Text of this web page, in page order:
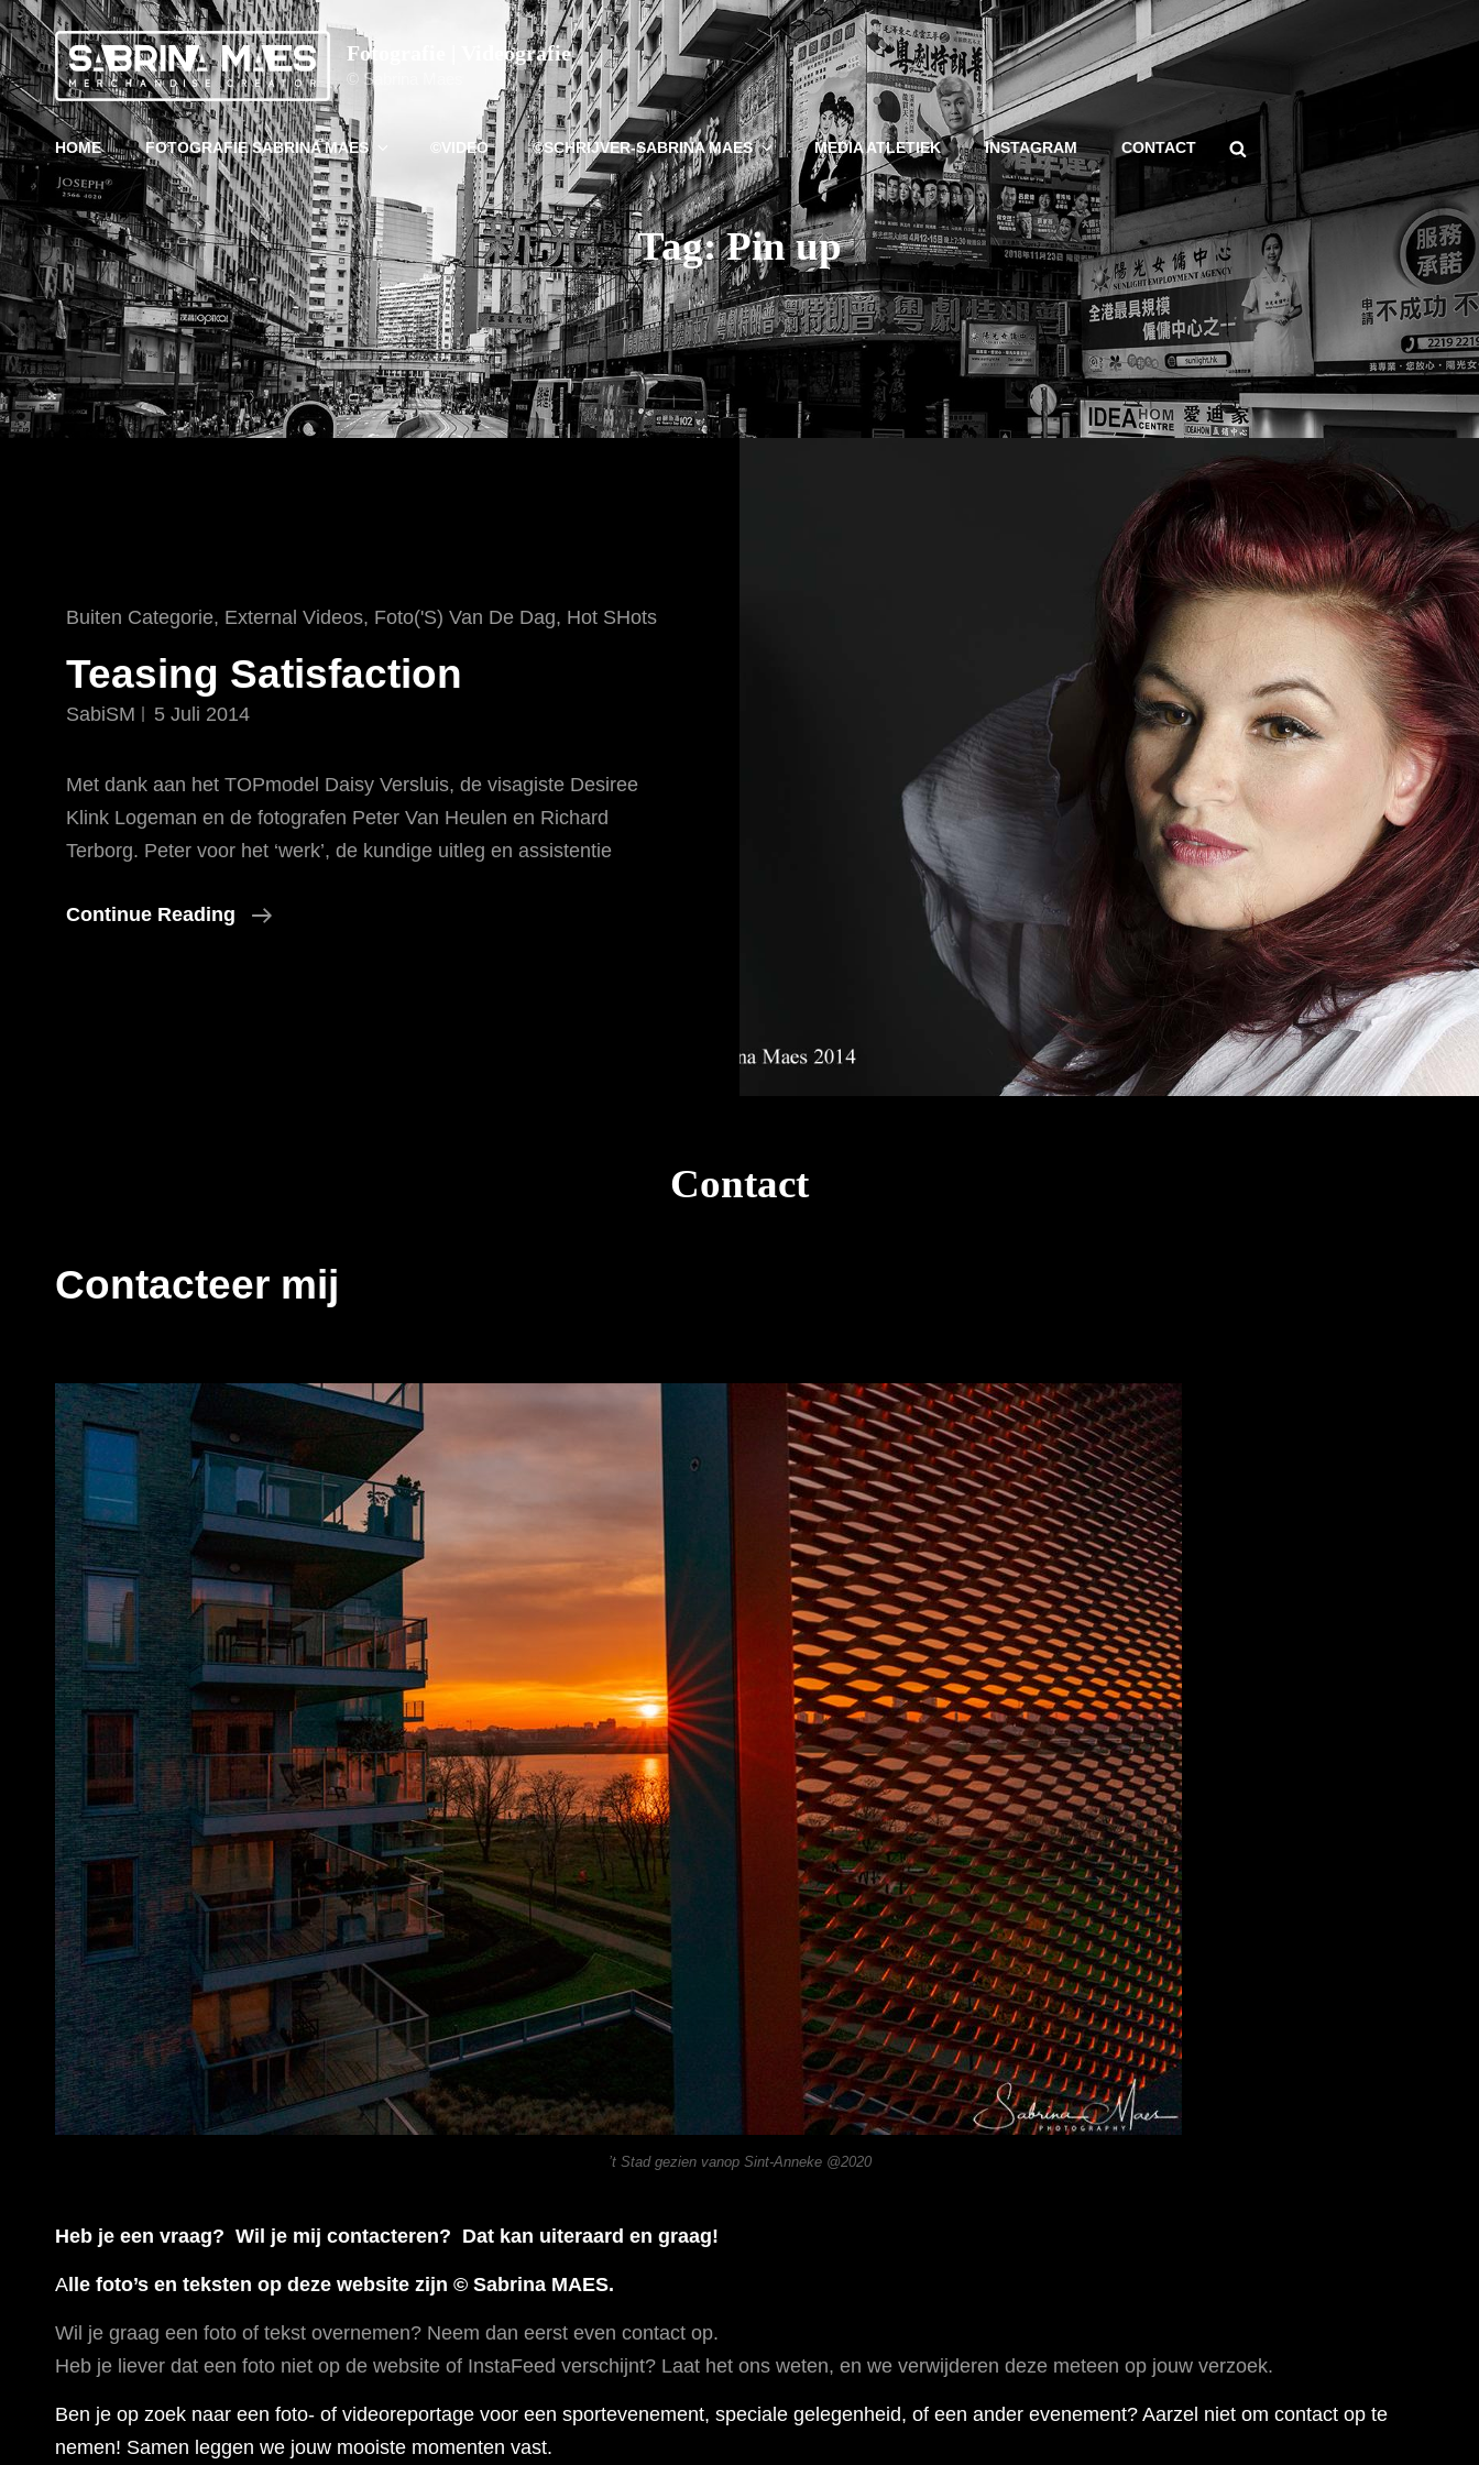
Fotografie | Videografie
© Sabrina Maes
HOME FOTOGRAFIE SABRINA MAES ©VIDEO ©SCHRIJVER-SABRINA MAES MEDIA ATLETIEK INSTAGRAM CONTACT Search
Tag:Pin up
Cat
Buiten Categorie, External Videos, Foto('s) Van De Dag, Hot SHots
Teasing Satisfaction
SabiSM 5 Juli 2014
Met dank aan het TOPmodel Daisy Versluis, de visagiste Desiree
Klink Logeman en de fotografen Peter Van Heulen en Richard
Terborg. Peter voor het ‘werk’, de kundige uitleg en assistentie
Continue Reading
Teasing
Contact
Contacteer mij
’t Stad gezien vanop Sint-Anneke @2020
Heb je een vraag? Wil je mij contacteren? Dat kan uiteraard en graag!
Alle foto’s en teksten op deze website zijn © Sabrina MAES.
Wil je graag een foto of tekst overnemen? Neem dan eerst even contact op.
Heb je liever dat een foto niet op de website of InstaFeed verschijnt? Laat het ons weten, en we verwijderen deze meteen op jouw verzoek.
Ben je op zoek naar een foto- of videoreportage voor een sportevenement, speciale gelegenheid, of een ander evenement? Aarzel niet om contact op te
nemen! Samen leggen we jouw mooiste momenten vast.